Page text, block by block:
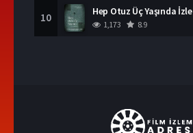
10 Hep Otuz Üç Yaşında İzle
1,173 8.9